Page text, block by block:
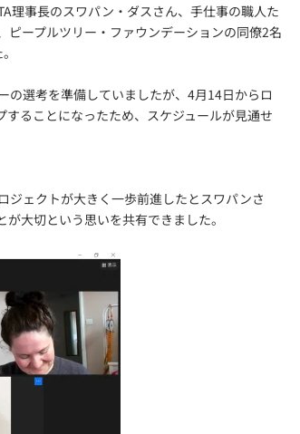
理事長のスワパン・ダスさん、手仕事の職人た
ープルツリー・ファウンデーションの同僚2名
の選考を準備していましたが、4月14日からロ
ることになったため、スケジュールが見通せ
ジェクトが大きく一歩前進したとスワパンさ
大切という思いを共有できました。